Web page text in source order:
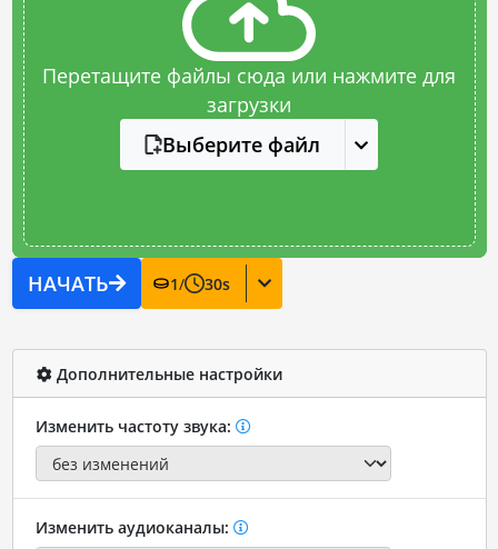
Перетащите файлы сюда или нажмите для
загрузки
Выберите файл
НАЧАТЬ 1/ 30s
Дополнительные настройки
Изменить частоту звука:
Изменить аудиоканалы: